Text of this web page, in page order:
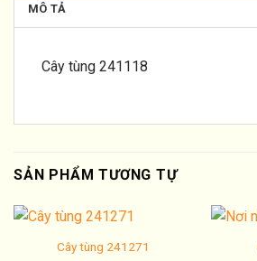
MÔ TẢ
Cây tùng 241118
SẢN PHẨM TƯƠNG TỰ
Cây tùng 241271